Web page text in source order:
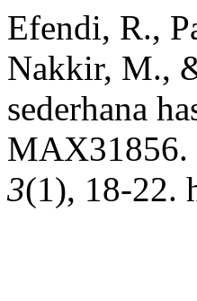
Efendi, R.,
Nakkir, M.,
sederhana
MAX31856.
3(1), 18-22.